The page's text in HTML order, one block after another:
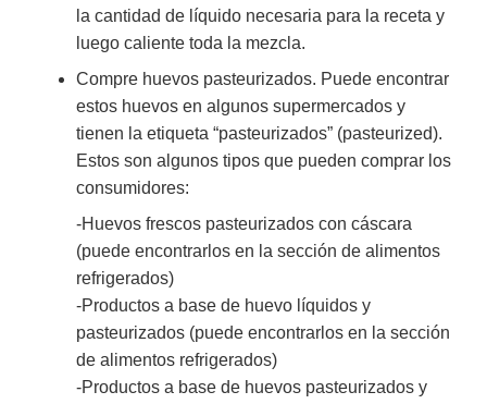
la cantidad de líquido necesaria para la receta y
luego caliente toda la mezcla.
Compre huevos pasteurizados. Puede encontrar
estos huevos en algunos supermercados y
tienen la etiqueta “pasteurizados” (pasteurized).
Estos son algunos tipos que pueden comprar los
consumidores:
-Huevos frescos pasteurizados con cáscara
(puede encontrarlos en la sección de alimentos
refrigerados)
-Productos a base de huevo líquidos y
pasteurizados (puede encontrarlos en la sección
de alimentos refrigerados)
-Productos a base de huevos pasteurizados y